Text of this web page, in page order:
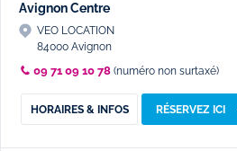
Avignon Centre
VEO LOCATION
84000 Avignon
09 71 09 10 78 (numéro non surtaxé)
HORAIRES & INFOS RÉSERVEZ ICI